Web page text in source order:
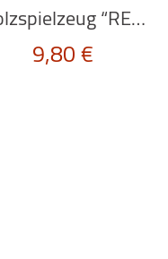
Holzspielzeug “RENNWAGEN” in rot von BAJO
9,80€